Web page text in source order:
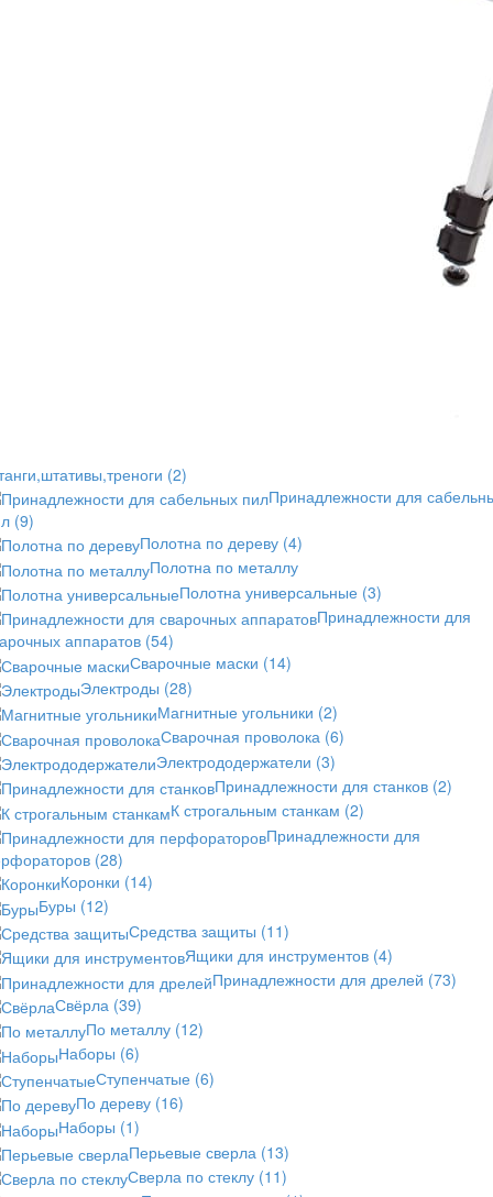
(2)
Принадлежности для
(9)
Полотна по дереву (4)
Полотна по металлу
Полотна универсальные (3)
Принадлежности для
аппаратов (54)
Сварочные маски (14)
Электроды (28)
Магнитные угольники (2)
Сварочная проволока (6)
Электрододержатели (3)
Принадлежности для станков (2)
К строгальным станкам (2)
Принадлежности для
(28)
Коронки (14)
Буры (12)
Средства защиты (11)
Ящики для инструментов (4)
Принадлежности для дрелей (73)
Свёрла (39)
По металлу (12)
Наборы (6)
Ступенчатые (6)
По дереву (16)
Наборы (1)
Перьевые сверла (13)
Сверла по стеклу (11)